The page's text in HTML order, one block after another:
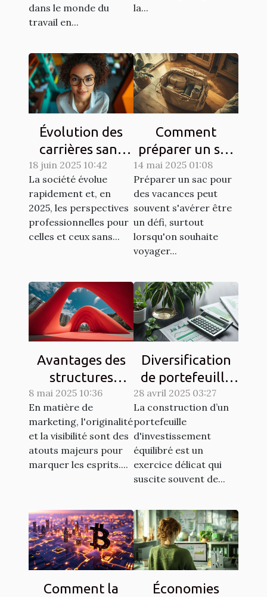
dans le monde du
travail en...
la...
Évolution des
carrières sans
diplôme
universitaire en
2025
18 juin 2025 10:42
La société évolue
rapidement et, en
2025, les perspectives
professionnelles pour
celles et ceux sans...
Comment
préparer un sac
léger pour des
vacances
économiques
14 mai 2025 01:08
Préparer un sac pour
des vacances peut
souvent s'avérer être
un défi, surtout
lorsqu'on souhaite
voyager...
Avantages des
structures
gonflables
publicitaires
pour les
campagnes de
marketing
8 mai 2025 10:36
En matière de
marketing, l'originalité
et la visibilité sont des
atouts majeurs pour
marquer les esprits....
Diversification
de portefeuille
comment
équilibrer
risques et
rendements
28 avril 2025 03:27
La construction d’un
portefeuille
d'investissement
équilibré est un
exercice délicat qui
suscite souvent de...
Comment la
Économies